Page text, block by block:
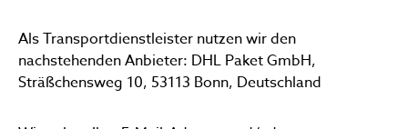
Als Transportdienstleister nutzen wir den
nachstehenden Anbieter: DHL Paket GmbH,
Sträßchensweg 10, 53113 Bonn, Deutschland